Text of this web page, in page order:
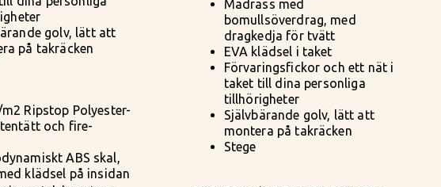
golv, lätt att
på takräcken
Ripstop Polyester-
och fire-
ABS skal,
klädsel på insidan
Madrass med
bomullsöverdrag, med
dragkedja för tvätt
EVA klädsel i taket
Förvaringsfickor och ett nät i
taket till dina personliga
tillhörigheter
Självbärande golv, lätt att
montera på takräcken
Stege